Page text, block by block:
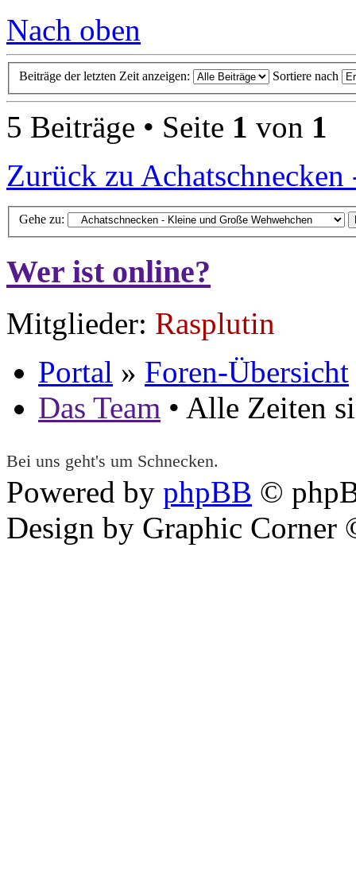
Nach oben
Beiträge der letzten Zeit anzeigen: Sortiere nach
5 Beiträge • Seite 1 von 1
Zurück zu
Gehe zu:
Wer ist online?
Mitglieder: Rasplutin
Portal » Foren-Übersicht
Das Team • Alle Zeiten
Bei uns geht's um Schnecken.
Powered by phpBB ©
Design by Graphic Corner